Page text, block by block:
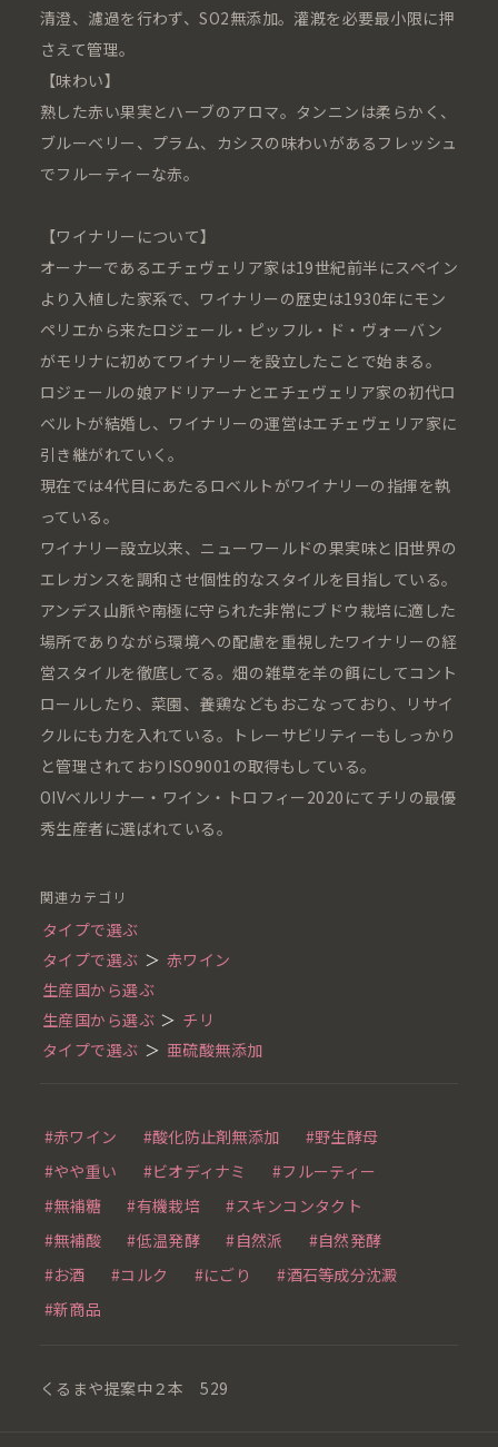
清澄、濾過を行わず、SO2無添加。灌漑を必要最小限に押
さえて管理。
【味わい】
熟した赤い果実とハーブのアロマ。タンニンは柔らかく、
ブルーベリー、プラム、カシスの味わいがあるフレッシュ
でフルーティーな赤。
【ワイナリーについて】
オーナーであるエチェヴェリア家は19世紀前半にスペイン
より入植した家系で、ワイナリーの歴史は1930年にモン
ペリエから来たロジェール・ピッフル・ド・ヴォーバン
がモリナに初めてワイナリーを設立したことで始まる。
ロジェールの娘アドリアーナとエチェヴェリア家の初代ロ
ベルトが結婚し、ワイナリーの運営はエチェヴェリア家に
引き継がれていく。
現在では4代目にあたるロベルトがワイナリーの指揮を執
っている。
ワイナリー設立以来、ニューワールドの果実味と旧世界の
エレガンスを調和させ個性的なスタイルを目指している。
アンデス山脈や南極に守られた非常にブドウ栽培に適した
場所でありながら環境への配慮を重視したワイナリーの経
営スタイルを徹底してる。畑の雑草を羊の餌にしてコント
ロールしたり、菜園、養鶏などもおこなっており、リサイ
クルにも力を入れている。トレーサビリティーもしっかり
と管理されておりISO9001の取得もしている。
OIVベルリナー・ワイン・トロフィー2020にてチリの最優
秀生産者に選ばれている。
関連カテゴリ
タイプで選ぶ
タイプで選ぶ ＞ 赤ワイン
生産国から選ぶ
生産国から選ぶ ＞ チリ
タイプで選ぶ ＞ 亜硫酸無添加
#赤ワイン #酸化防止剤無添加
#野生酵母
#やや重い
#ビオディナミ
#フルーティー
#無補糖
#有機栽培
#スキンコンタクト
#無補酸
#低温発酵 #自然派
#自然発酵
#お酒
#コルク #にごり
#酒石等成分沈澱
#新商品
くるまや提案中２本 529